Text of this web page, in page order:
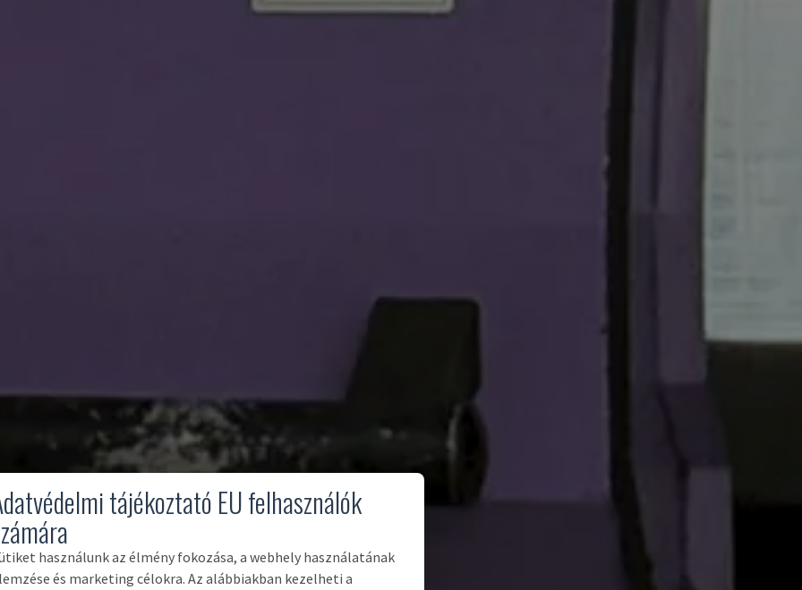
tájékoztató EU felhasználók
használunk az élmény fokozása, a webhely használatának
és marketing célokra. Az alábbiakban kezelheti a